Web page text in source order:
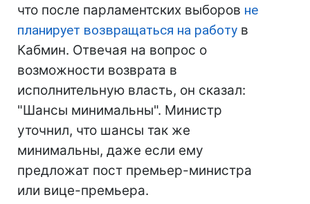
что после парламентских выборов не
планирует возвращаться на работу в
Кабмин. Отвечая на вопрос о
возможности возврата в
исполнительную власть, он сказал:
"Шансы минимальны". Министр
уточнил, что шансы так же
минимальны, даже если ему
предложат пост премьер-министра
или вице-премьера.